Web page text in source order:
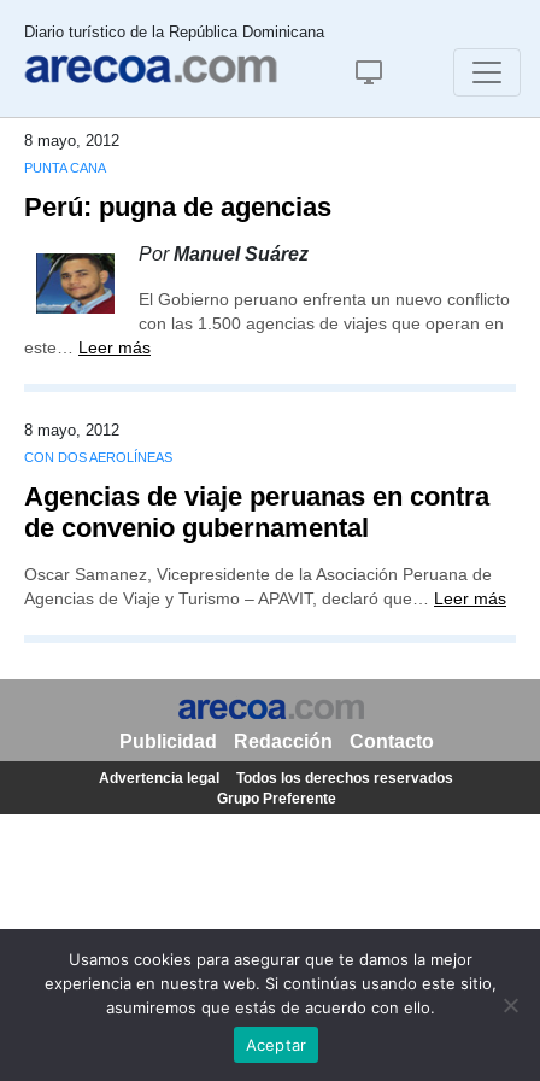
Diario turístico de la República Dominicana
8 mayo, 2012
PUNTA CANA
Perú: pugna de agencias
PorManuel Suárez
El Gobierno peruano enfrenta un nuevo conflicto
con las 1.500 agencias de viajes que operan en
este… Leer más
8 mayo, 2012
CON DOS AEROLÍNEAS
Agencias de viaje peruanas en contra
de convenio gubernamental
Oscar Samanez, Vicepresidente de la Asociación Peruana de
Agencias de Viaje y Turismo – APAVIT, declaró que… Leer más
Usamos cookies para asegurar que te damos la mejor
experiencia en nuestra web. Si continúas usando este sitio,
asumiremos que estás de acuerdo con ello.
Aceptar
Publicidad Redacción Contacto
Advertencia legal
Todos los derechos reservados
Grupo Preferente